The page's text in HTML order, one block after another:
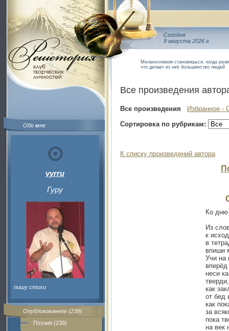
Обо мне
vyrru
Гуру
пишу стихи
Опубликованное (239)
Поэзия (239)
Сегодня
9 августа 2026 г.
Меланхоликом становишься, когда
что делает из неё большинство людей
Все произведения
Все произведения
Избранное -
Сортировка по рубрикам:
К списку произведений автора
Ко дню
Из
к
в
впиши
Учи на
неси
как
от бед
как
за
пока
на век